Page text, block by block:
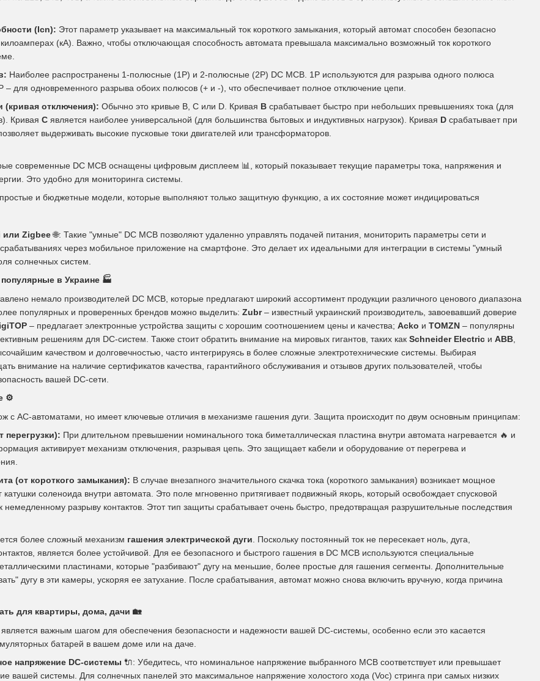
(Icn): Этот параметр указывает на максимальный ток короткого замыкания, который автомат способен безопасно
(кА). Важно, чтобы отключающая способность автомата превышала максимально возможный ток короткого
Наиболее распространены 1-полюсные (1P) и 2-полюсные (2P) DC MCB. 1P используются для разрыва одного полюса
для одновременного разрыва обоих полюсов (+ и -), что обеспечивает полное отключение цепи.
(кривая отключения): Обычно это кривые B, C или D. Кривая B срабатывает быстро при небольших превышениях тока (для
Кривая C является наиболее универсальной (для большинства бытовых и индуктивных нагрузок). Кривая D срабатывает при
выдерживать высокие пусковые токи двигателей или трансформаторов.
современные DC MCB оснащены цифровым дисплеем 📊
, который показывает текущие параметры тока, напряжения и
Это удобно для мониторинга системы.
и бюджетные модели, которые выполняют только защитную функцию, а их состояние может индицироваться
или Zigbee 🌐: Такие "умные" DC MCB позволяют удаленно управлять подачей питания, мониторить параметры сети и
через мобильное приложение на смартфоне. Это делает их идеальными для интеграции в системы "умный
солнечных систем.
в Украине 🏭
немало производителей DC MCB, которые предлагают широкий ассортимент продукции различного ценового диапазона
популярных и проверенных брендов можно выделить: Zubr– известный украинский производитель, завоевавший доверие
– предлагает электронные устройства защиты с хорошим соотношением цены и качества; Acko и TOMZN – популярны
решениям для DC-систем. Также стоит обратить внимание на мировых гигантов, таких как Schneider Electric и ABB
качеством и долговечностью, часто интегрируясь в более сложные электротехнические системы. Выбирая
внимание на наличие сертификатов качества, гарантийного обслуживания и отзывов других пользователей, чтобы
вашей DC-сети.
⚙️
с AC-автоматами, но имеет ключевые отличия в механизме гашения дуги. Защита происходит по двум основным принципам:
перегрузки): При длительном превышении номинального тока биметаллическая пластина внутри автомата нагревается 🔥 и
активирует механизм отключения, разрывая цепь. Это защищает кабели и оборудование от перегрева и
(от короткого замыкания): В случае внезапного значительного скачка тока (короткого замыкания) возникает мощное
катушки соленоида внутри автомата. Это поле мгновенно притягивает подвижный якорь, который освобождает спусковой
немедленному разрыву контактов. Этот тип защиты срабатывает очень быстро, предотвращая разрушительные последствия
более сложный механизм гашения электрической дуги . Поскольку постоянный ток не пересекает ноль, дуга,
является более устойчивой. Для ее безопасного и быстрого гашения в DC MCB используются специальные
пластинами, которые "разбивают" дугу на меньшие, более простые для гашения сегменты. Дополнительные
дугу в эти камеры, ускоряя ее затухание. После срабатывания, автомат можно снова включить вручную, когда причина
для квартиры, дома, дачи 🏡
важным шагом для обеспечения безопасности и надежности вашей DC-системы, особенно если это касается
батарей в вашем доме или на даче.
напряжение DC-системы 🔌: Убедитесь, что номинальное напряжение выбранного MCB соответствует или превышает
вашей системы. Для солнечных панелей это максимальное напряжение холостого хода (Voc) стринга при самых низких